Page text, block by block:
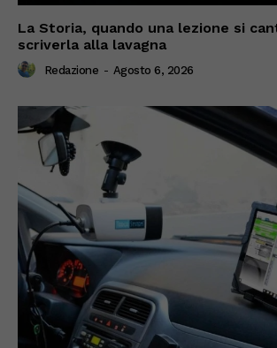
La Storia, quando una lezione si
scriverla alla lavagna
Redazione - Agosto 6, 2026